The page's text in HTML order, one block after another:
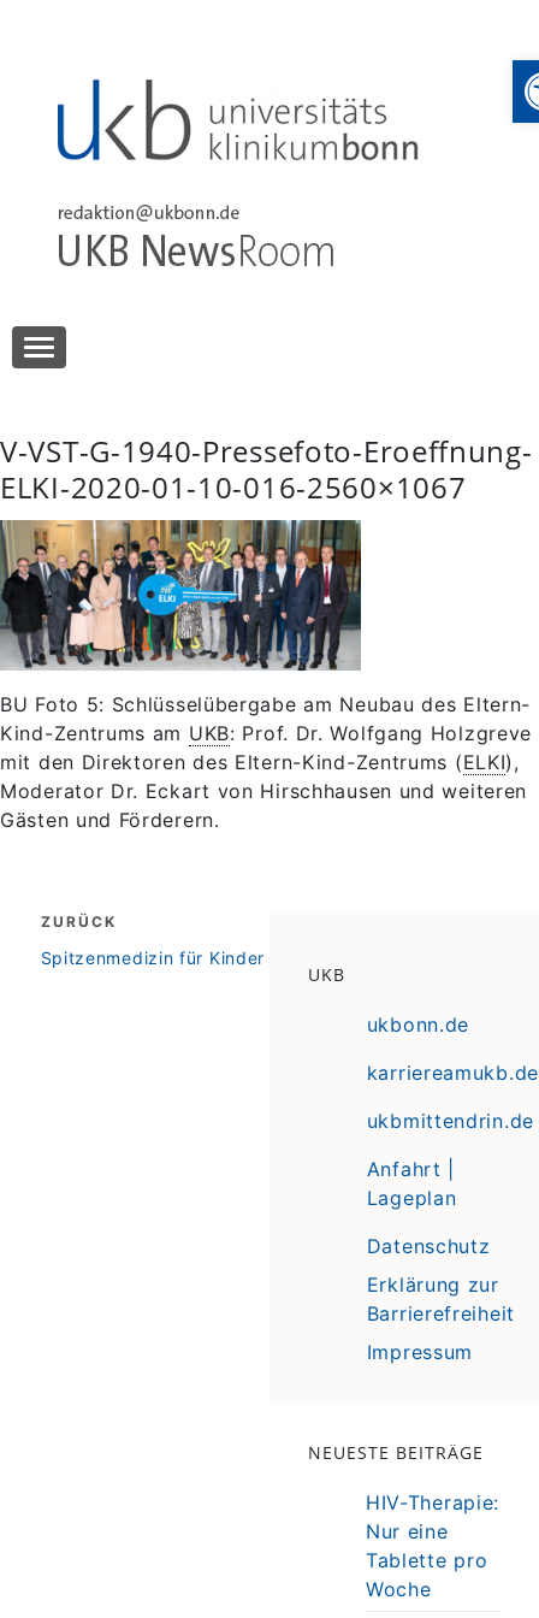
UKB NewsRoom
V-VST-G-1940-Pressefoto-Eroeffnung-
ELKI-2020-01-10-016-2560×1067
BU Foto 5: Schlüsselübergabe am Neubau des Eltern-
Kind-Zentrums am UKB: Prof. Dr. Wolfgang Holzgreve
mit den Direktoren des Eltern-Kind-Zentrums (ELKI),
Moderator Dr. Eckart von Hirschhausen und weiteren
Gästen und Förderern.
Beitragsnavigation
ZURÜCK
zurück
Spitzenmedizin für Kinder
UKB
ukbonn.de
karriereamukb.de
ukbmittendrin.de
Anfahrt |
Lageplan
Datenschutz
Erklärung zur
Barrierefreiheit
Impressum
NEUESTE BEITRÄGE
HIV-Therapie:
Nur eine
Tablette pro
Woche